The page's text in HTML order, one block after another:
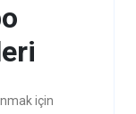
için